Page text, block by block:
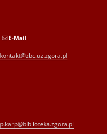
E-Mail
kontakt@zbc.uz.zgora.pl
p.karp@biblioteka.zgora.pl